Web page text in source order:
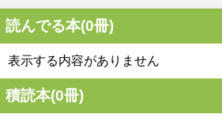
読んでる本(0冊)
表示する内容がありません
積読本(0冊)